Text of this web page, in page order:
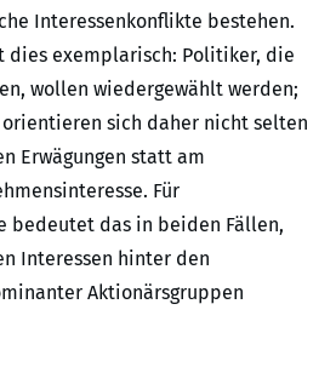
Interessenkonflikte bestehen.
dies exemplarisch: Politiker, die
wollen wiedergewählt werden;
sich daher nicht selten
Erwägungen statt am
Für
bedeutet das in beiden Fällen,
Interessen hinter den
Aktionärsgruppen